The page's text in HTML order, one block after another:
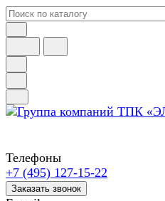
Телефоны
+7 (495) 127-15-22
Заказать звонок